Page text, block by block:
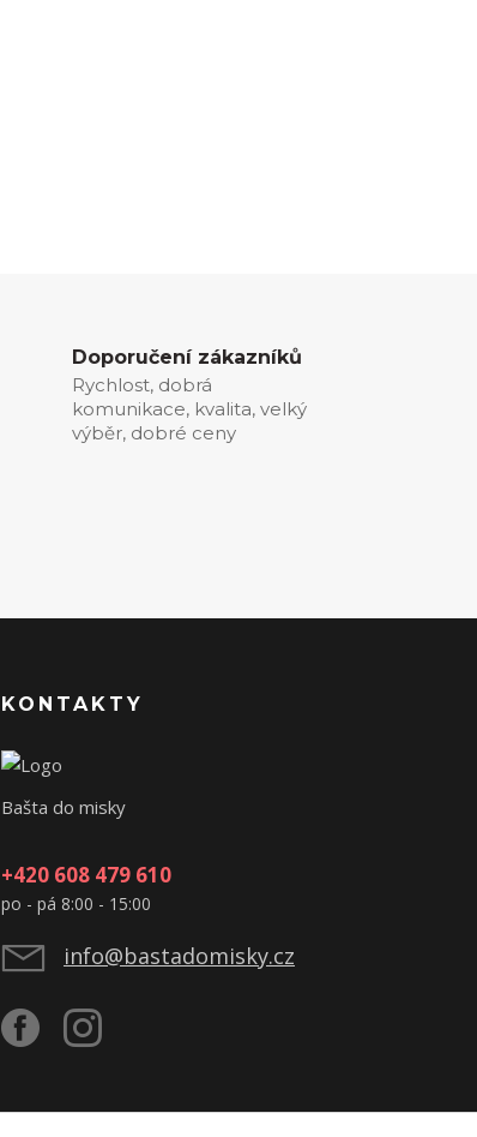
Doporučení zákazníků
Rychlost, dobrá
komunikace, kvalita, velký
výběr, dobré ceny
KONTAKTY
Bašta do misky
+420 608 479 610
po - pá 8:00 - 15:00
info@bastadomisky.cz